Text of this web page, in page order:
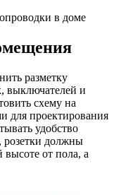
разметку
выключателей и
схему на
для проектирования
удобство
розетки должны
высоте от пола, а